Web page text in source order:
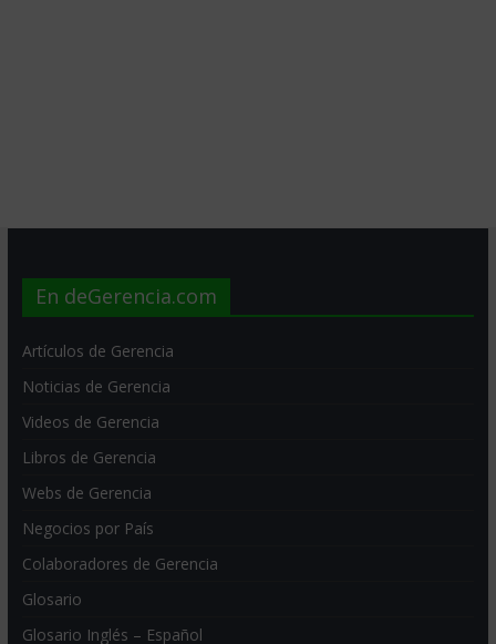
En deGerencia.com
Artículos de Gerencia
Noticias de Gerencia
Videos de Gerencia
Libros de Gerencia
Webs de Gerencia
Negocios por País
Colaboradores de Gerencia
Glosario
Glosario Inglés – Español